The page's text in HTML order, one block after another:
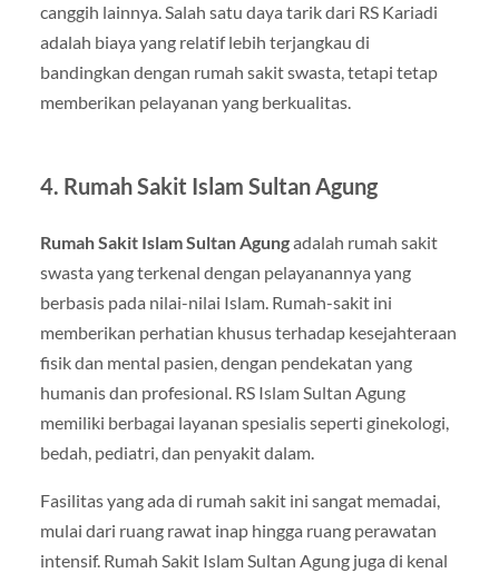
canggih lainnya. Salah satu daya tarik dari RS Kariadi
adalah biaya yang relatif lebih terjangkau di
bandingkan dengan rumah sakit swasta, tetapi tetap
memberikan pelayanan yang berkualitas.
4. Rumah Sakit Islam Sultan Agung
Rumah Sakit Islam Sultan Agungadalah rumah sakit
swasta yang terkenal dengan pelayanannya yang
berbasis pada nilai-nilai Islam. Rumah-sakit ini
memberikan perhatian khusus terhadap kesejahteraan
fisik dan mental pasien, dengan pendekatan yang
humanis dan profesional. RS Islam Sultan Agung
memiliki berbagai layanan spesialis seperti ginekologi,
bedah, pediatri, dan penyakit dalam.
Fasilitas yang ada di rumah sakit ini sangat memadai,
mulai dari ruang rawat inap hingga ruang perawatan
intensif. Rumah Sakit Islam Sultan Agung juga di kenal